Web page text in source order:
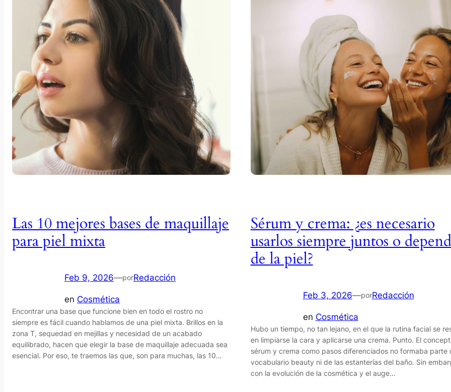
Las 10 mejores bases de maquillaje
para piel mixta
Feb 9, 2026—porRedacción
en Cosmética
Encontrar una base que funcione bien en todo el rostro no
siempre es fácil cuando hablamos de una piel mixta. Brillos en la
zona T, sequedad en mejillas y necesidad de un acabado
equilibrado, hacen que elegir la base de maquillaje adecuada sea
esencial. Por eso, te traemos las que, son para muchas, las 10…
Sérum y crema: ¿es necesario
usarlos siempre juntos o
de la piel?
Feb 3, 2026—porRedacción
en Cosmética
Hubo un tiempo, no tan lejano, en el que la rutina facial se
en limpiarse la cara y aplicarse una crema. Punto. El
sérum y crema como pasos diferenciados no formaba parte
vocabulario beauty ni de las estanterías del baño. Sin
con la evolución de la cosmética y el auge…